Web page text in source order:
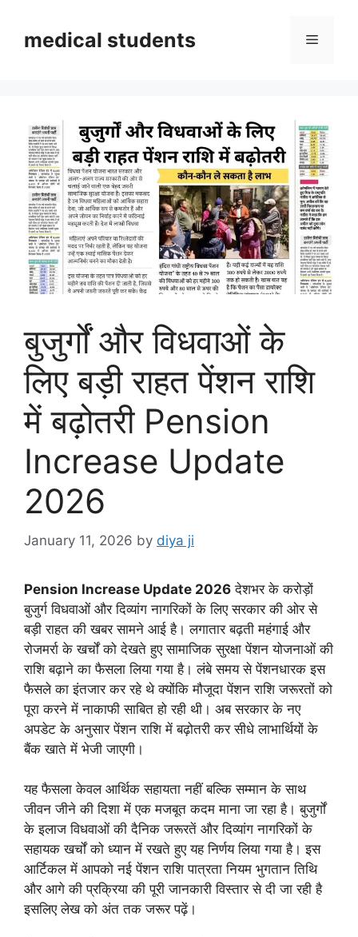
contentmedical students Menu
बुजुर्गों और विधवाओं के
लिए बड़ी राहत पेंशन राशि
में बढ़ोतरी Pension
Increase Update
2026
January 11, 2026 by diya ji
Pension Increase Update 2026 देशभर के करोड़ों
बुजुर्ग विधवाओं और दिव्यांग नागरिकों के लिए सरकार की ओर से
बड़ी राहत की खबर सामने आई है। लगातार बढ़ती महंगाई और
रोजमर्रा के खर्चों को देखते हुए सामाजिक सुरक्षा पेंशन योजनाओं की
राशि बढ़ाने का फैसला लिया गया है। लंबे समय से पेंशनधारक इस
फैसले का इंतजार कर रहे थे क्योंकि मौजूदा पेंशन राशि जरूरतों को
पूरा करने में नाकाफी साबित हो रही थी। अब सरकार के नए
अपडेट के अनुसार पेंशन राशि में बढ़ोतरी कर सीधे लाभार्थियों के
बैंक खाते में भेजी जाएगी।
यह फैसला केवल आर्थिक सहायता नहीं बल्कि सम्मान के साथ
जीवन जीने की दिशा में एक मजबूत कदम माना जा रहा है। बुजुर्गों
के इलाज विधवाओं की दैनिक जरूरतें और दिव्यांग नागरिकों के
सहायक खर्चों को ध्यान में रखते हुए यह निर्णय लिया गया है। इस
आर्टिकल में आपको नई पेंशन राशि पात्रता नियम भुगतान तिथि
और आगे की प्रक्रिया की पूरी जानकारी विस्तार से दी जा रही है
इसलिए लेख को अंत तक जरूर पढ़ें।